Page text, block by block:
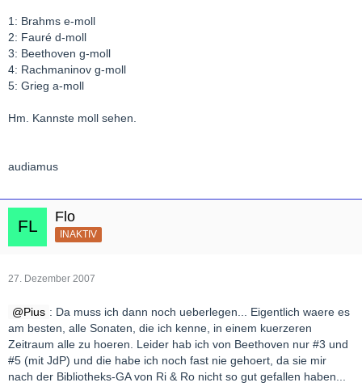
1: Brahms e-moll
2: Fauré d-moll
3: Beethoven g-moll
4: Rachmaninov g-moll
5: Grieg a-moll
Hm. Kannste moll sehen.
audiamus
Flo
INAKTIV
27. Dezember 2007
Pius : Da muss ich dann noch ueberlegen... Eigentlich waere es
am besten, alle Sonaten, die ich kenne, in einem kuerzeren
Zeitraum alle zu hoeren. Leider hab ich von Beethoven nur #3 und
#5 (mit JdP) und die habe ich noch fast nie gehoert, da sie mir
nach der Bibliotheks-GA von Ri & Ro nicht so gut gefallen haben...